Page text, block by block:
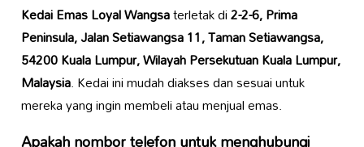
Kedai Emas Loyal Wangsaterletak di2-2-6, Prima
Peninsula, Jalan Setiawangsa 11, Taman Setiawangsa,
54200 Kuala Lumpur, Wilayah Persekutuan Kuala Lumpur,
Malaysia. Kedai ini mudah diakses dan sesuai untuk
mereka yang ingin membeli atau menjual emas.